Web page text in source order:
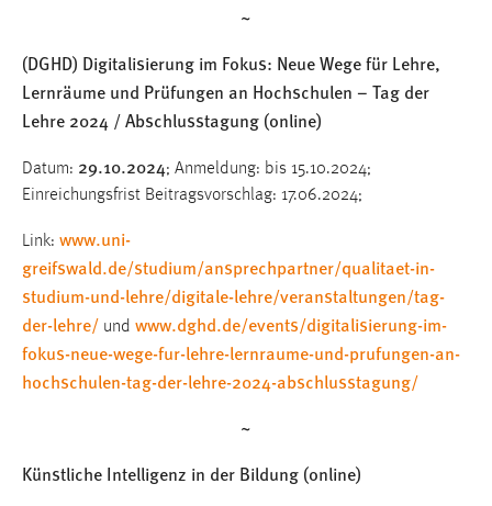
~
(DGHD) Digitalisierung im Fokus: Neue Wege für Lehre,
Lernräume und Prüfungen an Hochschulen – Tag der
Lehre 2024 / Abschlusstagung (online)
Datum: 29.10.2024; Anmeldung: bis 15.10.2024;
Einreichungsfrist Beitragsvorschlag: 17.06.2024;
Link: www.uni-
greifswald.de/studium/ansprechpartner/qualitaet-in-
studium-und-lehre/digitale-lehre/veranstaltungen/tag-
der-lehre/ und www.dghd.de/events/digitalisierung-im-
fokus-neue-wege-fur-lehre-lernraume-und-prufungen-an-
hochschulen-tag-der-lehre-2024-abschlusstagung/
~
Künstliche Intelligenz in der Bildung (online)